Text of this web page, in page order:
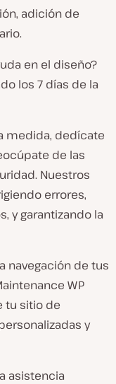
adición de
en el diseño?
los 7 días de la
medida, dedícate
de las
Nuestros
errores,
y garantizando la
navegación de tus
WP
tu sitio de
y
asistencia